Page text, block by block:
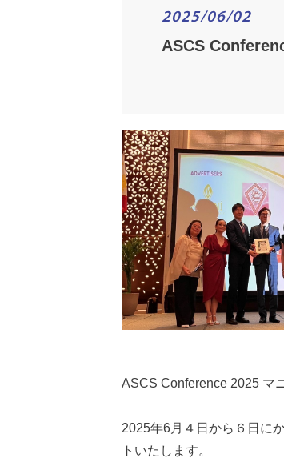
2025/06/02
ASCS
ASCS Conference 2025 マ
2025年6月４日から６日に
トいたします。